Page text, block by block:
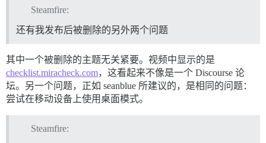
Steamfire:
还有我发布后被删除的另外两个问题
其中一个被删除的主题无关紧要。视频中显示的是
checklist.miracheck.com，这看起来不像是一个 Discourse 论
坛。另一个问题，正如 seanblue 所建议的，是相同的问题：
尝试在移动设备上使用桌面模式。
Steamfire: